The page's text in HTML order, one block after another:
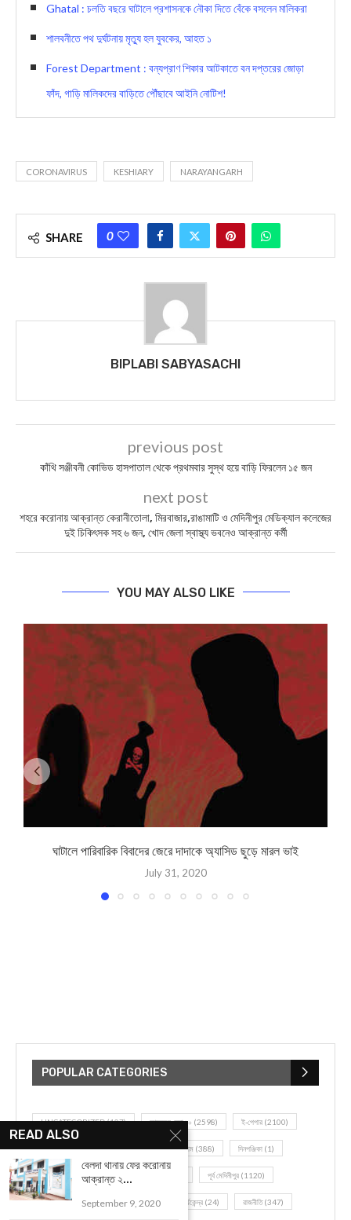
Ghatal : চলতি বছরে ঘাটালে প্রশাসনকে নৌকা দিতে বেঁকে বসলেন মালিকরা
শালবনীতে পথ দুর্ঘটনায় মৃত্যু হল যুবকের, আহত ১
Forest Department : বন্যপ্রাণ শিকার আটকাতে বন দপ্তরের জোড়া
ফাঁদ, গাড়ি মালিকদের বাড়িতে পৌঁছাবে আইনি নোটিশ!
CORONAVIRUS KESHIARY NARAYANGARH
SHARE 0
BIPLABI SABYASACHI
previous post
কাঁথি সঞ্জীবনী কোভিড হাসপাতাল থেকে প্রথমবার সুস্থ হয়ে বাড়ি ফিরলেন ১৫ জন
next post
শহরে করোনায় আক্রান্ত কেরানীতোলা, মিরবাজার,রাঙামাটি ও মেদিনীপুর মেডিক্যাল কলেজের
দুই চিকিৎসক সহ ৬ জন, খোদ জেলা স্বাস্থ্য ভবনেও আক্রান্ত কর্মী
YOU MAY ALSO LIKE
ঘাটালে পারিবারিক বিবাদের জেরে দাদাকে অ্যাসিড ছুড়ে মারল ভাই
July 31, 2020
POPULAR CATEGORIES
UNCATEGORIZED(107) আজকের সেরা ১০ (2598) ই-পেপার (2100)
খেলাধূলো(5) জেলার খবর(602) ঝাড়গ্রাম (388) দিনপঞ্জিকা (1)
দৈনিক রাশিফল (819) পূর্ব মেদিনীপুর (1120)
বন্যপ্রাণ(4) বিনোদন(3) ভ্রমণ এবং তীর্থকেন্দ্র (24) রাজনীতি(347)
READ ALSO
বেলদা থানায় ফের করোনায়
আক্রান্ত ২...
September 9, 2020